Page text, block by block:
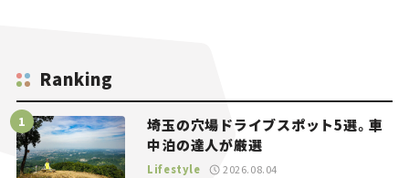
Ranking
埼玉の穴場ドライブスポット5選。車
中泊の達人が厳選
Lifestyle 2026.08.04